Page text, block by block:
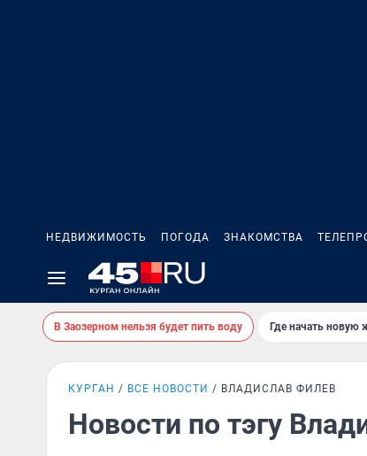
НЕДВИЖИМОСТЬ ПОГОДА ЗНАКОМСТВА
В Заозерном нельзя будет пить воду Где начать новую
КУРГАН ВСЕ НОВОСТИ ВЛАДИСЛАВ ФИЛЕВ
Новости по тэгу